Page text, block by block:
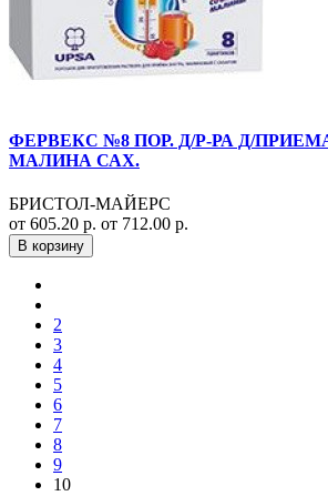
ФЕРВЕКС №8 ПОР. Д/Р-РА Д/
МАЛИНА САХ.
БРИСТОЛ-МАЙЕРС
от 605.20 р. от 712.00 р.
В корзину
2
3
4
5
6
7
8
9
10